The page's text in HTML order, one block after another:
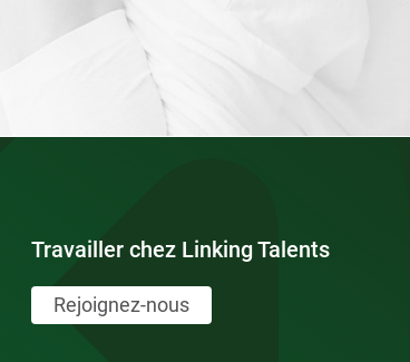
Travailler chez Linking Talents
Rejoignez-nous